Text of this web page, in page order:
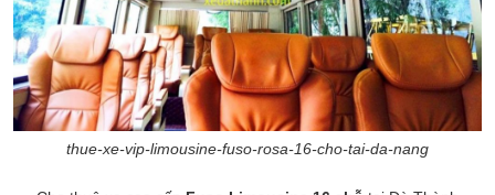
thue-xe-vip-limousine-fuso-rosa-16-cho-tai-da-nang